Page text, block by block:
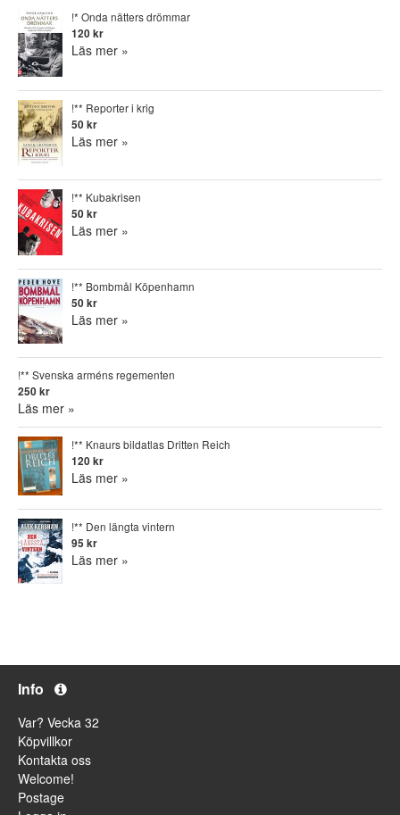
!* Onda nätters drömmar
120 kr
Läs mer »
!** Reporter i krig
50 kr
Läs mer »
!** Kubakrisen
50 kr
Läs mer »
!** Bombmål Köpenhamn
50 kr
Läs mer »
!** Svenska arméns regementen
250 kr
Läs mer »
!** Knaurs bildatlas Dritten Reich
120 kr
Läs mer »
!** Den längta vintern
95 kr
Läs mer »
Info
Var? Vecka 32
Köpvillkor
Kontakta oss
Welcome!
Postage